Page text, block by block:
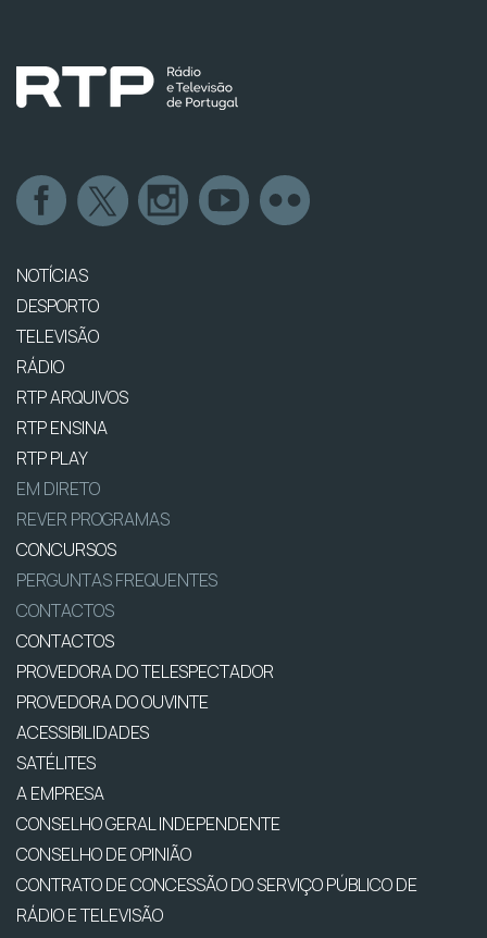
NOTÍCIAS
DESPORTO
TELEVISÃO
RÁDIO
RTP ARQUIVOS
RTP ENSINA
RTP PLAY
EM DIRETO
REVER PROGRAMAS
CONCURSOS
PERGUNTAS FREQUENTES
CONTACTOS
CONTACTOS
PROVEDORA DO TELESPECTADOR
PROVEDORA DO OUVINTE
ACESSIBILIDADES
SATÉLITES
A EMPRESA
CONSELHO GERAL INDEPENDENTE
CONSELHO DE OPINIÃO
CONTRATO DE CONCESSÃO DO SERVIÇO PÚBLICO DE
RÁDIO E TELEVISÃO